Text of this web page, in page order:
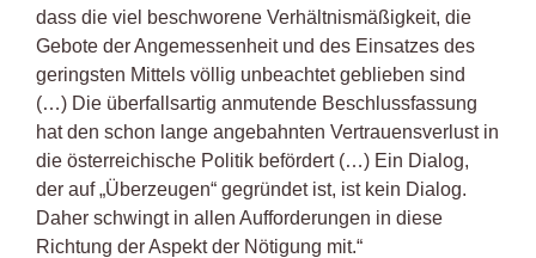
dass die viel beschworene Verhältnismäßigkeit, die
Gebote der Angemessenheit und des Einsatzes des
geringsten Mittels völlig unbeachtet geblieben sind
(…) Die überfallsartig anmutende Beschlussfassung
hat den schon lange angebahnten Vertrauensverlust in
die österreichische Politik befördert (…) Ein Dialog,
der auf „Überzeugen“ gegründet ist, ist kein Dialog.
Daher schwingt in allen Aufforderungen in diese
Richtung der Aspekt der Nötigung mit.“